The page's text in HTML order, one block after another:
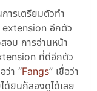
ารเตรียมตัวทำ
extension อีกตัว
อบ การอ่านหน้า
ที่ดีอีกตัว
ว่า “Fangs” เชื่อว่า
ด้ยินก็ลองดูได้เลย